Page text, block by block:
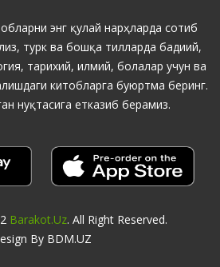
энг қулай нарҳларда сотиб
турк ва бошқа тилларда бадиий,
тарихий, илмий, болалар учун ва
китобларга буюртма беринг.
нуқтасига етказиб берамиз.
Barakot.uz. All Right Reserved.
By BDM.UZ